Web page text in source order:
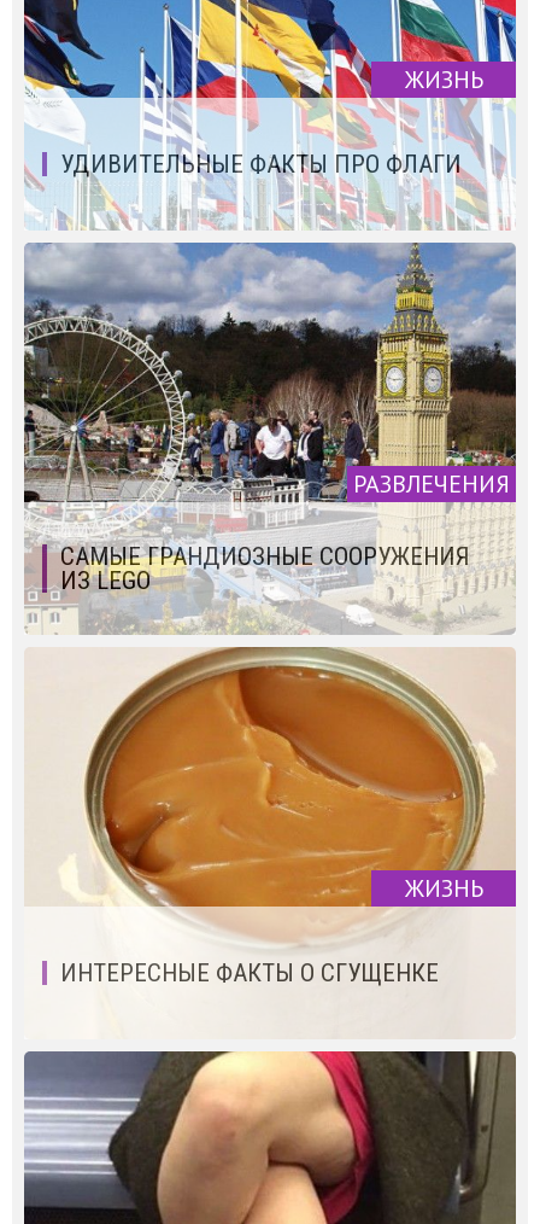
ЖИЗНЬ
УДИВИТЕЛЬНЫЕ ФАКТЫ ПРО ФЛАГИ
РАЗВЛЕЧЕНИЯ
САМЫЕ ГРАНДИОЗНЫЕ СООРУЖЕНИЯ
ИЗ LEGO
ЖИЗНЬ
ИНТЕРЕСНЫЕ ФАКТЫ О СГУЩЕНКЕ